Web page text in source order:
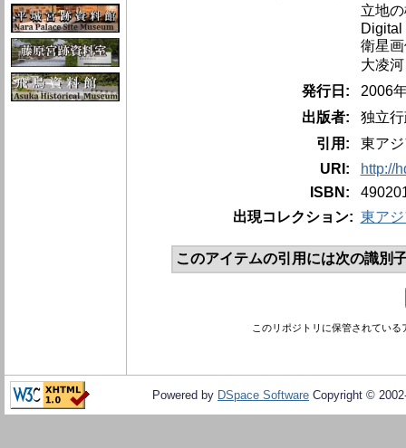
立地
Digital
衛星
大凌河
発行日:
2006
出版者:
独立
引用:
東ア
URI:
http://
ISBN:
出現コレクション: 東ア
このアイテムの引用には次の識別
このリポジトリに保管されてい
Powered by DSpace Software Copyright ©